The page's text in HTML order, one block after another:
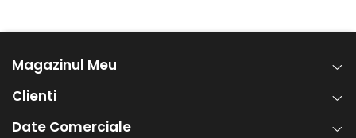
Magazinul Meu
Clienti
Date Comerciale